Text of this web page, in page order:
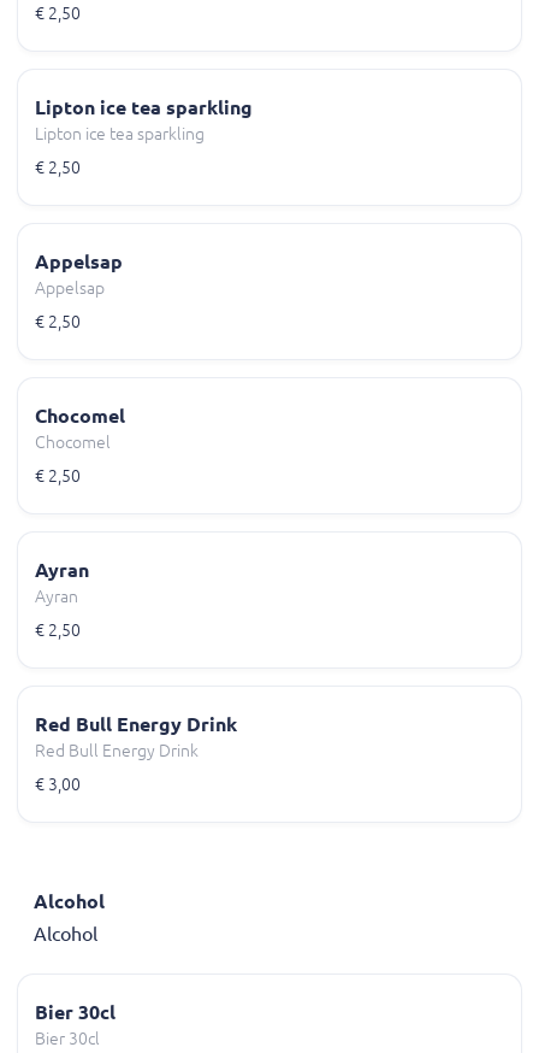
€ 2,50
Lipton ice tea sparkling
Lipton ice tea sparkling
€ 2,50
Appelsap
Appelsap
€ 2,50
Chocomel
Chocomel
€ 2,50
Ayran
Ayran
€ 2,50
Red Bull Energy Drink
Red Bull Energy Drink
€ 3,00
Alcohol
Alcohol
Bier 30cl
Bier 30cl